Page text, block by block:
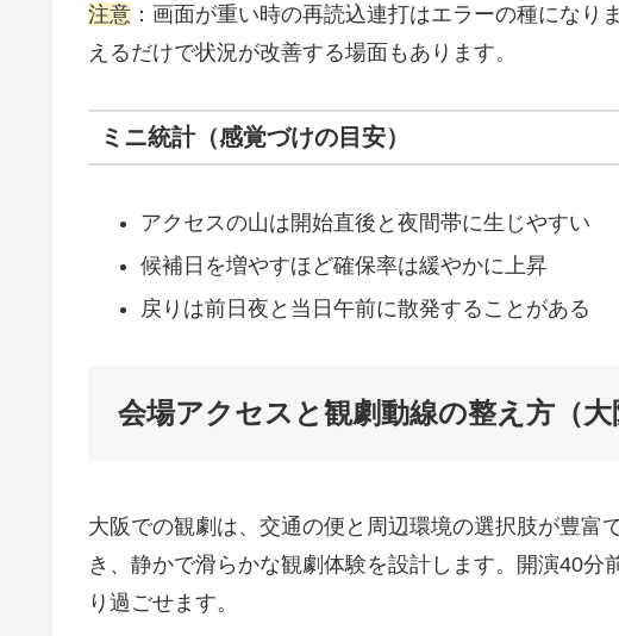
注意 ：画面が重い時の再読込連打はエラーの種にな
えるだけで状況が改善する場面もあります。
ミニ統計（感覚づけの目安）
アクセスの山は開始直後と夜間帯に生じやすい
候補日を増やすほど確保率は緩やかに上昇
戻りは前日夜と当日午前に散発することがある
会場アクセスと観劇動線の整え方（大
大阪での観劇は、交通の便と周辺環境の選択肢が豊富
き、静かで滑らかな観劇体験を設計します。開演40
り過ごせます。